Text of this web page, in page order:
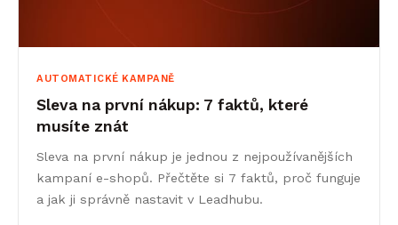
AUTOMATICKÉ KAMPANĚ
Sleva na první nákup: 7 faktů, které
musíte znát
Sleva na první nákup je jednou z nejpoužívanějších
kampaní e-shopů. Přečtěte si 7 faktů, proč funguje
a jak ji správně nastavit v Leadhubu.